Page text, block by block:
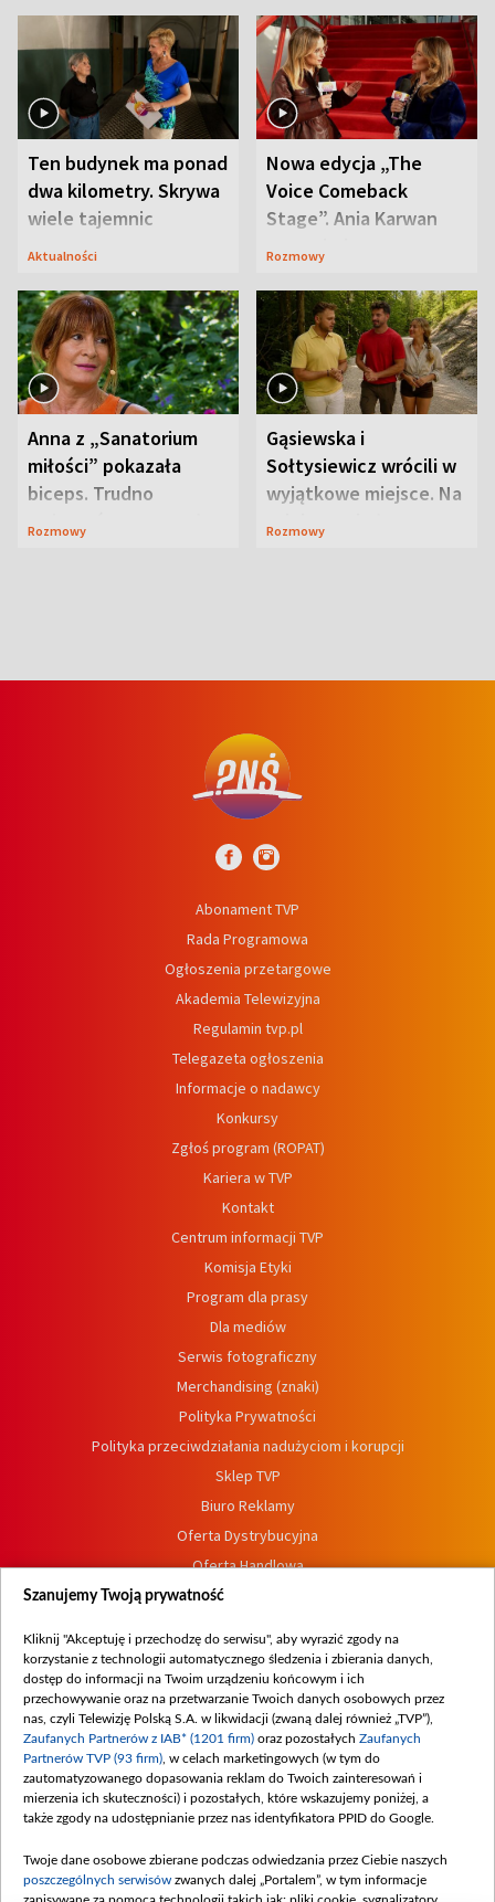
Ten budynek ma ponad
dwa kilometry. Skrywa
wiele tajemnic
Aktualności
Nowa edycja „The
Voice Comeback
Stage”. Ania Karwan
zapowiada
Rozmowy
Anna z „Sanatorium
miłości” pokazała
biceps. Trudno
uwierzyć, co przeszła
Rozmowy
Gąsiewska i
Sołtysiewicz wrócili w
wyjątkowe miejsce. Na
szlaku czekał
Rozmowy
Abonament TVP
Rada Programowa
Ogłoszenia przetargowe
Akademia Telewizyjna
Regulamin tvp.pl
Telegazeta ogłoszenia
Informacje o nadawcy
Konkursy
Zgłoś program (ROPAT)
Kariera w TVP
Kontakt
Centrum informacji TVP
Komisja Etyki
Program dla prasy
Dla mediów
Serwis fotograficzny
Merchandising (znaki)
Polityka Prywatności
Polityka przeciwdziałania nadużyciom i korupcji
Sklep TVP
Biuro Reklamy
Oferta Dystrybucyjna
Oferta Handlowa
Dostępność
Procedura zgłoszeń wewnętrznych
Szanujemy Twoją prywatność
Kliknij "Akceptuję i przechodzę do serwisu", aby wyrazić zgody na
korzystanie z technologii automatycznego śledzenia i zbierania danych,
dostęp do informacji na Twoim urządzeniu końcowym i ich
przechowywanie oraz na przetwarzanie Twoich danych osobowych przez
nas, czyli Telewizję Polską S.A. w likwidacji (zwaną dalej również „TVP”),
Zaufanych Partnerów z IAB* (1201 firm) oraz pozostałych Zaufanych
Partnerów TVP (93 firm) , w celach marketingowych (w tym do
zautomatyzowanego dopasowania reklam do Twoich zainteresowań i
mierzenia ich skuteczności) i pozostałych, które wskazujemy poniżej, a
także zgody na udostępnianie przez nas identyfikatora PPID do Google.
Twoje dane osobowe zbierane podczas odwiedzania przez Ciebie naszych
poszczególnych serwisów zwanych dalej „Portalem”, w tym informacje